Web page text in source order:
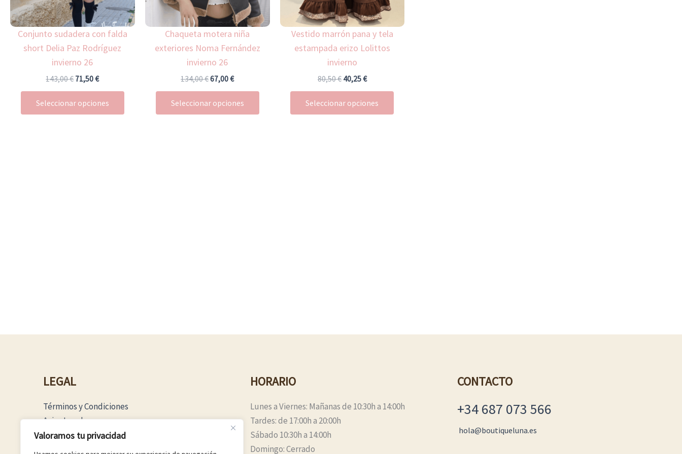
Valoramos tu privacidad
Conjunto sudadera con falda
short Delia Paz Rodríguez
invierno 26
143,00€71,50€
Seleccionar opciones
se
pueden
elegir
de
Chaqueta motera niña
exteriores Noma Fernández
invierno 26
134,00€67,00€
Seleccionar opciones
se
pueden
en
de
Vestido marrón pana y tela
estampada erizo Lolittos
invierno
80,50€ 40,25€
Seleccionar opciones
pueden
de
LEGAL
Términos y Condiciones
Aviso Legal
Política Privacidad
Política Cookies
HORARIO
Lunes a Viernes: Mañanas de 10:30h a 14:00h
Tardes: de 17:00h a 20:00h
Sábado 10:30h a 14:00h
Domingo: Cerrado
CONTACTO
+34 687 073 566
hola@boutiqueluna.es